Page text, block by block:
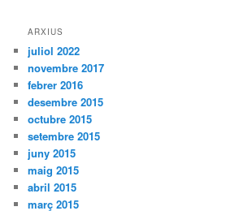
ARXIUS
juliol 2022
novembre 2017
febrer 2016
desembre 2015
octubre 2015
setembre 2015
juny 2015
maig 2015
abril 2015
març 2015